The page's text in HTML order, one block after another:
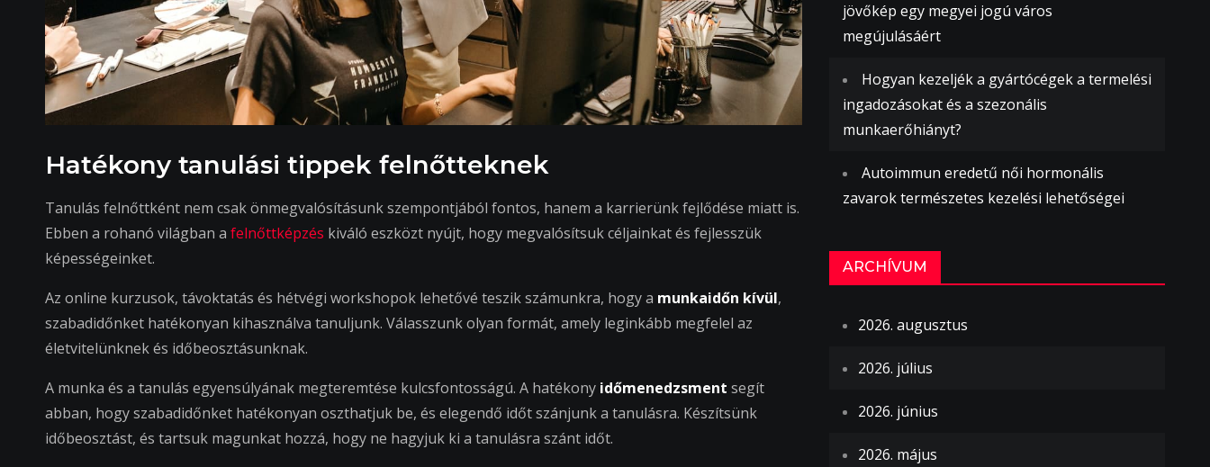
Hatékony tanulási tippek felnőtteknek
Tanulás felnőttként nem csak önmegvalósításunk szempontjából fontos, hanem a karrierünk fejlődése miatt is.
Ebben a rohanó világban a felnőttképzés kiváló eszközt nyújt, hogy megvalósítsuk céljainkat és fejlesszük
képességeinket.
Az online kurzusok, távoktatás és hétvégi workshopok lehetővé teszik számunkra, hogy a munkaidőn kívül,
szabadidőnket hatékonyan kihasználva tanuljunk. Válasszunk olyan formát, amely leginkább megfelel az
életvitelünknek és időbeosztásunknak.
A munka és a tanulás egyensúlyának megteremtése kulcsfontosságú. A hatékony időmenedzsment segít
abban, hogy szabadidőnket hatékonyan oszthatjuk be, és elegendő időt szánjunk a tanulásra. Készítsünk
időbeosztást, és tartsuk magunkat hozzá, hogy ne hagyjuk ki a tanulásra szánt időt.
jövőkép egy megyei jogú város
megújulásáért
Hogyan kezeljék a gyártócégek a termelési
ingadozásokat és a szezonális
munkaerőhiányt?
Autoimmun eredetű női hormonális
zavarok természetes kezelési lehetőségei
ARCHÍVUM
2026. augusztus
2026. július
2026. június
2026. május